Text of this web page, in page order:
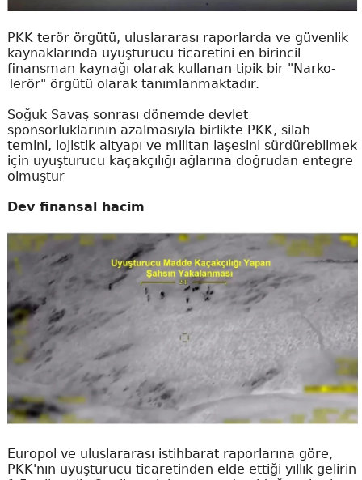
PKK terör örgütü, uluslararası raporlarda ve güvenlik
kaynaklarında uyuşturucu ticaretini en birincil
finansman kaynağı olarak kullanan tipik bir "Narko-
Terör" örgütü olarak tanımlanmaktadır.
Soğuk Savaş sonrası dönemde devlet
sponsorluklarının azalmasıyla birlikte PKK, silah
temini, lojistik altyapı ve militan iaşesini sürdürebilmek
için uyuşturucu kaçakçılığı ağlarına doğrudan entegre
olmuştur
Dev finansal hacim
Europol ve uluslararası istihbarat raporlarına göre,
PKK'nın uyuşturucu ticaretinden elde ettiği yıllık gelirin